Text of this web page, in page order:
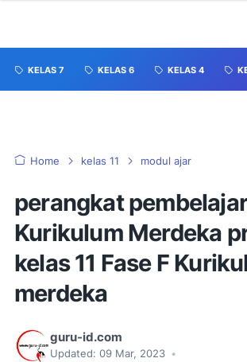
KELAS 7 KELAS 6 KELAS 4
Home kelas 11 modul ajar
perangkat
Kurikulum Merdeka
kelas 11 Fase F
merdeka
guru-id.com
Updated: 09 Mar, 2023 •